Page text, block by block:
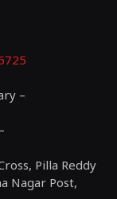
–
Pilla Reddy
Nagar Post,